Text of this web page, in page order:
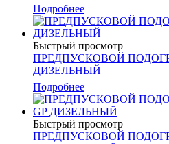
Подробнее
Быстрый просмотр
ПРЕДПУСКОВОЙ
ДИЗЕЛЬНЫЙ
Подробнее
Быстрый просмотр
ПРЕДПУСКОВОЙ